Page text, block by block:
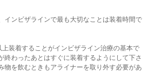
インビザラインで最も大切なことは装着時間で
装着することがインビザライン治療の基本で
終わったあとはすぐに装着するようにして下さ
物を飲むときもアライナーを取り外す必要があ